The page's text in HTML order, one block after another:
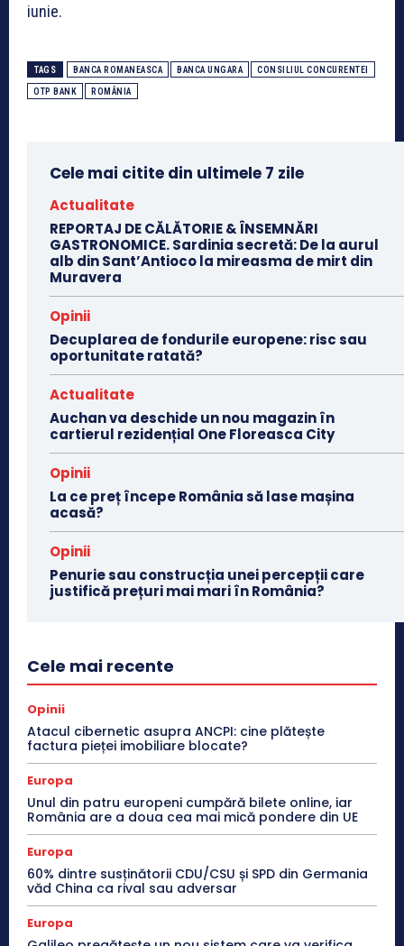
iunie.
TAGS BANCA ROMANEASCA BANCA UNGARA CONSILIUL CONCURENTEI
OTP BANK ROMÂNIA
Cele mai citite din ultimele 7 zile
Actualitate
REPORTAJ DE CĂLĂTORIE & ÎNSEMNĂRI
GASTRONOMICE. Sardinia secretă: De la aurul
alb din Sant’Antioco la mireasma de mirt din
Muravera
Opinii
Decuplarea de fondurile europene: risc sau
oportunitate ratată?
Actualitate
Auchan va deschide un nou magazin în
cartierul rezidențial One Floreasca City
Opinii
La ce preț începe România să lase mașina
acasă?
Opinii
Penurie sau construcția unei percepții care
justifică prețuri mai mari în România?
Cele mai recente
Opinii
Atacul cibernetic asupra ANCPI: cine plătește
factura pieței imobiliare blocate?
Europa
Unul din patru europeni cumpără bilete online, iar
România are a doua cea mai mică pondere din UE
Europa
60% dintre susținătorii CDU/CSU și SPD din Germania
văd China ca rival sau adversar
Europa